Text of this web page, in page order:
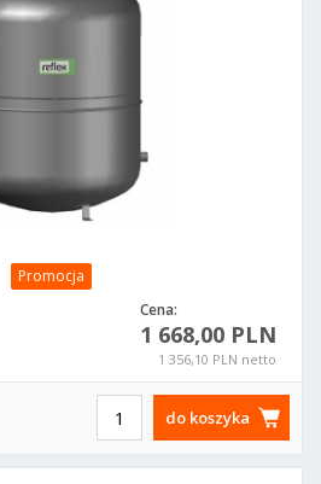
Promocja
Cena:
1 668,00 PLN
1 356,10 PLN netto
do koszyka